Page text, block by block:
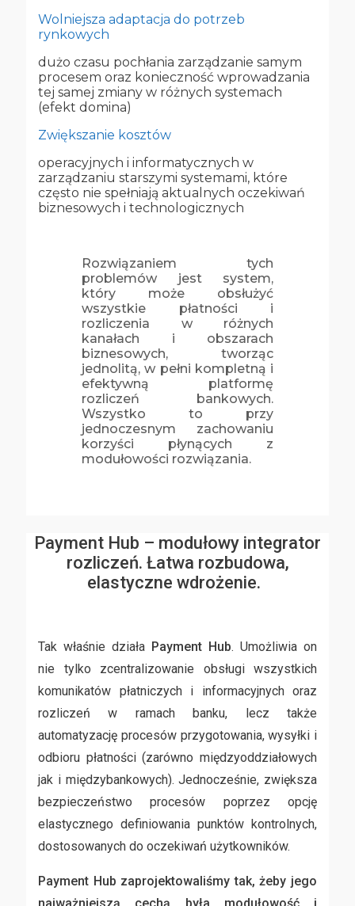
Wolniejsza adaptacja do potrzeb
rynkowych
dużo czasu pochłania zarządzanie samym
procesem oraz konieczność wprowadzania
tej samej zmiany w różnych systemach
(efekt domina)
Zwiększanie kosztów
operacyjnych i informatycznych w
zarządzaniu starszymi systemami, które
często nie spełniają aktualnych oczekiwań
biznesowych i technologicznych
Rozwiązaniem tych
problemów jest system,
który może obsłużyć
wszystkie płatności i
rozliczenia w różnych
kanałach i obszarach
biznesowych, tworząc
jednolitą, w pełni kompletną i
efektywną platformę
rozliczeń bankowych.
Wszystko to przy
jednoczesnym zachowaniu
korzyści płynących z
modułowości rozwiązania.
Payment Hub – modułowy integrator
rozliczeń. Łatwa rozbudowa,
elastyczne wdrożenie.
Tak właśnie działa Payment Hub. Umożliwia on
nie tylko zcentralizowanie obsługi wszystkich
komunikatów płatniczych i informacyjnych oraz
rozliczeń w ramach banku, lecz także
automatyzację procesów przygotowania, wysyłki i
odbioru płatności (zarówno międzyoddziałowych
jak i międzybankowych). Jednocześnie, zwiększa
bezpieczeństwo procesów poprzez opcję
elastycznego definiowania punktów kontrolnych,
dostosowanych do oczekiwań użytkowników.
Payment Hub zaprojektowaliśmy tak, żeby jego